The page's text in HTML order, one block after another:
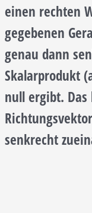
einen rechten
gegebenen
genau dann
Skalarprodukt
null ergibt. Das
senkrecht